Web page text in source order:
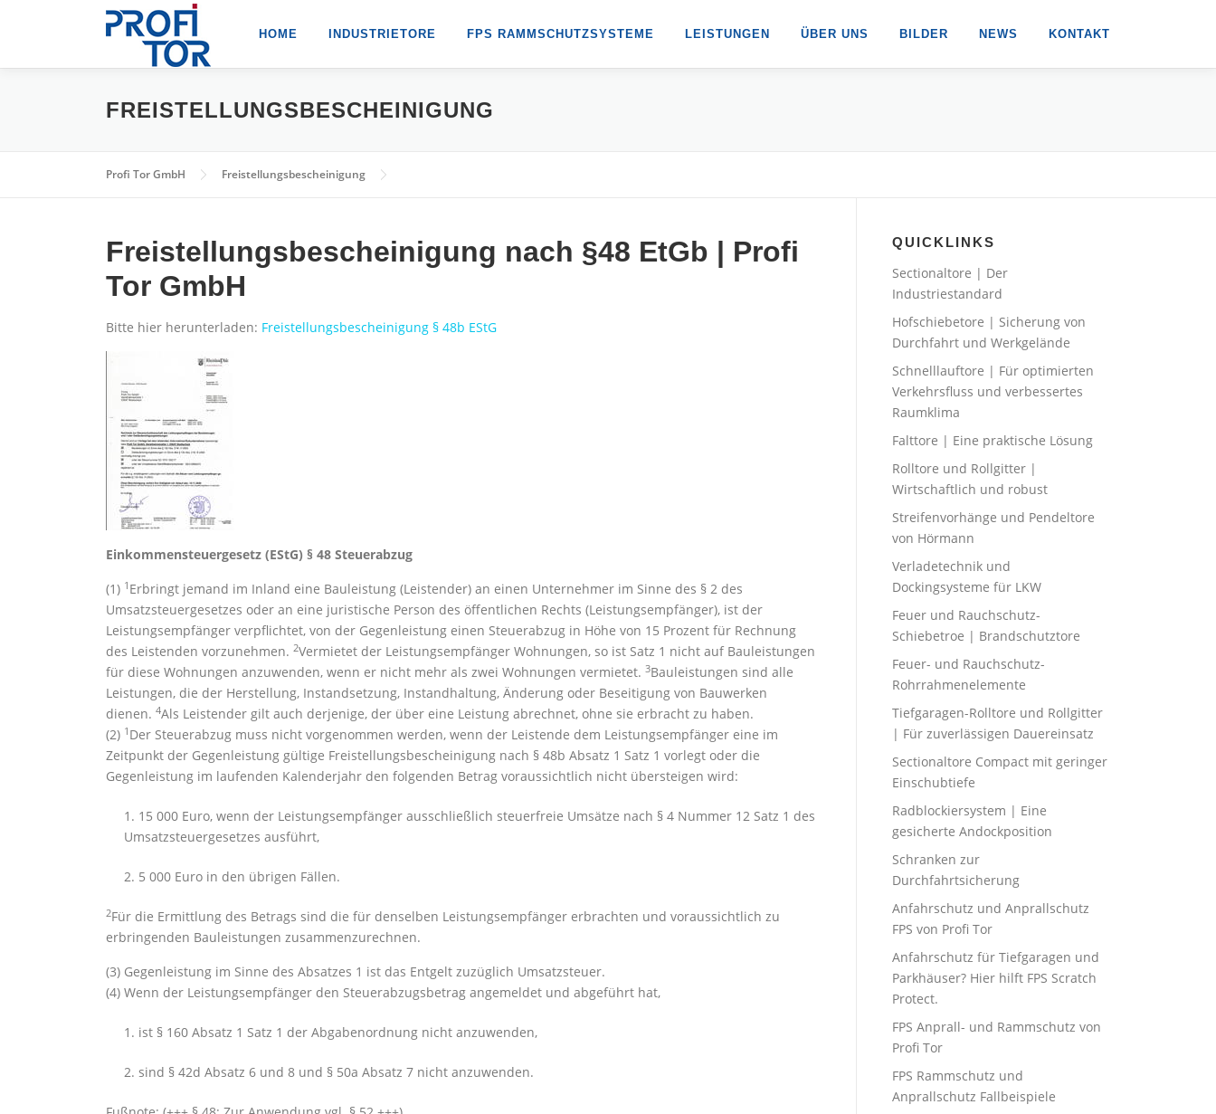
HOME INDUSTRIETORE FPS RAMMSCHUTZSYSTEME LEISTUNGEN ÜBER UNS BILDER NEWS KONTAKT
FREISTELLUNGSBESCHEINIGUNG
Profi Tor GmbH Freistellungsbescheinigung
Freistellungsbescheinigung nach §48 EtGb | Profi
Tor GmbH
Bitte hier herunterladen: Freistellungsbescheinigung § 48b EStG
Einkommensteuergesetz (EStG) § 48 Steuerabzug
(1) 1 Erbringt jemand im Inland eine Bauleistung (Leistender) an einen Unternehmer im Sinne des § 2 des
Umsatzsteuergesetzes oder an eine juristische Person des öffentlichen Rechts (Leistungsempfänger), ist der
Leistungsempfänger verpflichtet, von der Gegenleistung einen Steuerabzug in Höhe von 15 Prozent für Rechnung
des Leistenden vorzunehmen. 2Vermietet der Leistungsempfänger Wohnungen, so ist Satz 1 nicht auf Bauleistungen
für diese Wohnungen anzuwenden, wenn er nicht mehr als zwei Wohnungen vermietet. 3Bauleistungen sind alle
Leistungen, die der Herstellung, Instandsetzung, Instandhaltung, Änderung oder Beseitigung von Bauwerken
dienen. 4Als Leistender gilt auch derjenige, der über eine Leistung abrechnet, ohne sie erbracht zu haben.
(2) 1 Der Steuerabzug muss nicht vorgenommen werden, wenn der Leistende dem Leistungsempfänger eine im
Zeitpunkt der Gegenleistung gültige Freistellungsbescheinigung nach § 48b Absatz 1 Satz 1 vorlegt oder die
Gegenleistung im laufenden Kalenderjahr den folgenden Betrag voraussichtlich nicht übersteigen wird:
1. 15 000 Euro, wenn der Leistungsempfänger ausschließlich steuerfreie Umsätze nach § 4 Nummer 12 Satz 1 des
Umsatzsteuergesetzes ausführt,
2. 5 000 Euro in den übrigen Fällen.
2Für die Ermittlung des Betrags sind die für denselben Leistungsempfänger erbrachten und voraussichtlich zu
erbringenden Bauleistungen zusammenzurechnen.
(3) Gegenleistung im Sinne des Absatzes 1 ist das Entgelt zuzüglich Umsatzsteuer.
(4) Wenn der Leistungsempfänger den Steuerabzugsbetrag angemeldet und abgeführt hat,
1. ist § 160 Absatz 1 Satz 1 der Abgabenordnung nicht anzuwenden,
2. sind § 42d Absatz 6 und 8 und § 50a Absatz 7 nicht anzuwenden.
QUICKLINKS
Sectionaltore | Der
Industriestandard
Hofschiebetore | Sicherung von
Durchfahrt und Werkgelände
Schnelllauftore | Für optimierten
Verkehrsfluss und verbessertes
Raumklima
Falttore | Eine praktische Lösung
Rolltore und Rollgitter |
Wirtschaftlich und robust
Streifenvorhänge und Pendeltore
von Hörmann
Verladetechnik und
Dockingsysteme für LKW
Feuer und Rauchschutz-
Schiebetroe | Brandschutztore
Feuer- und Rauchschutz-
Rohrrahmenelemente
Tiefgaragen-Rolltore und Rollgitter
| Für zuverlässigen Dauereinsatz
Sectionaltore Compact mit geringer
Einschubtiefe
Radblockiersystem | Eine
gesicherte Andockposition
Schranken zur
Durchfahrtsicherung
Anfahrschutz und Anprallschutz
FPS von Profi Tor
Anfahrschutz für Tiefgaragen und
Parkhäuser? Hier hilft FPS Scratch
Protect.
FPS Anprall- und Rammschutz von
Profi Tor
FPS Rammschutz und
Anprallschutz Fallbeispiele